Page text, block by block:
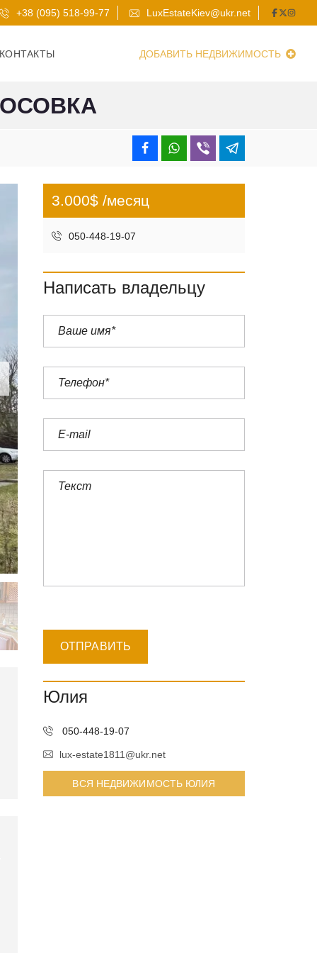
+38 (095) 518-99-77 LuxEstateKiev@ukr.net
ДОБАВИТЬ НЕДВИЖИМОСТЬ
3.000$ /месяц
050-448-19-07
Написать владельцу
Юлия
050-448-19-07
lux-estate1811@ukr.net
ВСЯ НЕДВИЖИМОСТЬ ЮЛИЯ